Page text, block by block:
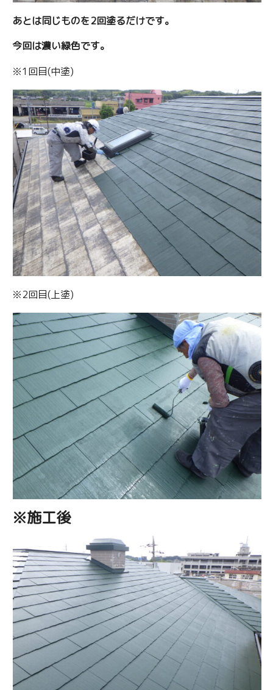
あとは同じものを2回塗るだけです。
今回は濃い緑色です。
※1回目(中塗)
※2回目(上塗)
※施工後